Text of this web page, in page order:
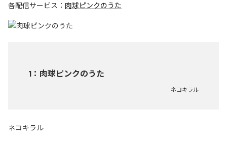
各配信サービス： 肉球ピンクのうた
1 ： 肉球ピンクのうた
ネコキラル
ネコキラル